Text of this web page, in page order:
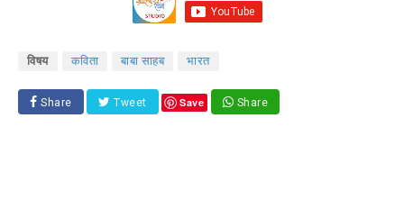
विषय कविता बाबा साहब भारत
Share Tweet Save Share